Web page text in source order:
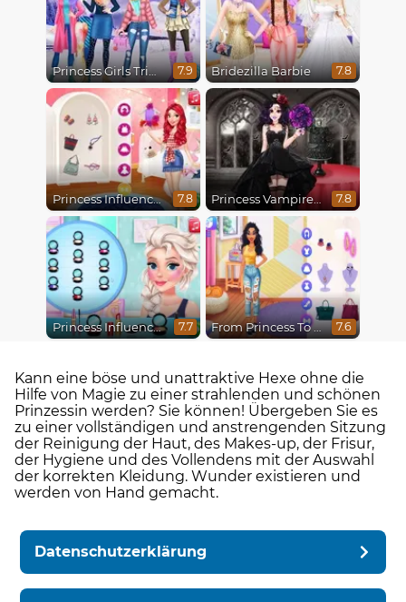
Princess Girls Trip To Aspen 7.9 Bridezilla Barbie 7.8
Princess Influencer Summer Tale 7.8 Princess Vampire Wedding Makeover 7.8
Princess Influencer Winter Wonderland 7.7 From Princess To Influencer 7.6
Kann eine böse und unattraktive Hexe ohne die
Hilfe von Magie zu einer strahlenden und schönen
Prinzessin werden? Sie können! Übergeben Sie es
zu einer vollständigen und anstrengenden Sitzung
der Reinigung der Haut, des Makes-up, der Frisur,
der Hygiene und des Vollendens mit der Auswahl
der korrekten Kleidung. Wunder existieren und
werden von Hand gemacht.
Datenschutzerklärung